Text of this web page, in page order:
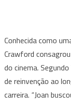
Conhecida como
Crawford
do cinema. Segundo
de reinvenção ao
carreira. “Joan